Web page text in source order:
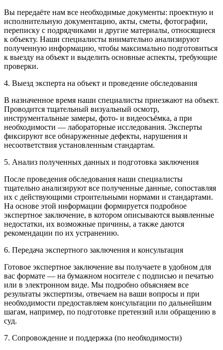
Вы передаёте нам все необходимые документы: проектную и
исполнительную документацию, акты, сметы, фотографии,
переписку с подрядчиками и другие материалы, относящиеся
к объекту. Наши специалисты внимательно анализируют
полученную информацию, чтобы максимально подготовиться
к выезду на объект и выделить основные аспекты, требующие
проверки.
4. Выезд эксперта на объект и проведение обследования
В назначенное время наши специалисты приезжают на объект.
Проводится тщательный визуальный осмотр,
инструментальные замеры, фото- и видеосъёмка, а при
необходимости — лабораторные исследования. Эксперты
фиксируют все обнаруженные дефекты, нарушения и
несоответствия установленным стандартам.
5. Анализ полученных данных и подготовка заключения
После проведения обследования наши специалисты
тщательно анализируют все полученные данные, сопоставляя
их с действующими строительными нормами и стандартами.
На основе этой информации формируется подробное
экспертное заключение, в котором описываются выявленные
недостатки, их возможные причины, а также даются
рекомендации по их устранению.
6. Передача экспертного заключения и консультация
Готовое экспертное заключение вы получаете в удобном для
вас формате — на бумажном носителе с подписью и печатью
или в электронном виде. Мы подробно объясняем все
результаты экспертизы, отвечаем на ваши вопросы и при
необходимости предоставляем консультации по дальнейшим
шагам, например, по подготовке претензий или обращению в
суд.
7. Сопровождение и поддержка (по необходимости)